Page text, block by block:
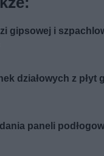
gipsowej i
działowych z płyt
paneli